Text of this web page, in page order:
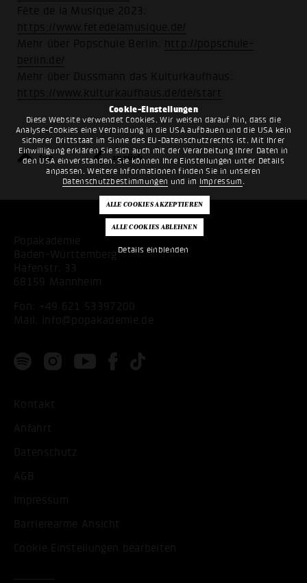
Cookie-Einstellungen
Diese Website verwendet Cookies. Wir weisen darauf hin, dass die
Analyse-Cookies eine Verbindung in die USA aufbauen und die USA kein
sicherer Drittstaat im Sinne des EU-Datenschutzrechts ist. Mit Ihrer
Einwilligung erklären Sie sich auch mit der Verarbeitung Ihrer Daten in
den USA einverstanden. Sie können Ihre Einstellungen unter Details
anpassen. Weitere Informationen finden Sie in unseren
Datenschutzbestimmungen und im Impressum .
Details einblenden
Fête de la Musique 2023:
https://www.fetedelamusique.de/
Mehr über Popschule Berlin:
http://popschule-
berlin.de/
Mehr über Dussmann das Kulturkaufhaus:
https://www.kulturkaufhaus.de/de/start
top zurück
Popakademie
Baden-Württemberg
Hafenstr. 33
68159 Mannheim
Fon:
+49 621 53397200
Mail:
info@popakademie.de
Kontakt
Anfahrt
Datenschutz
AGB
Impressum
Barrierearme Ansicht
Cookie Einstellungen bearbeiten